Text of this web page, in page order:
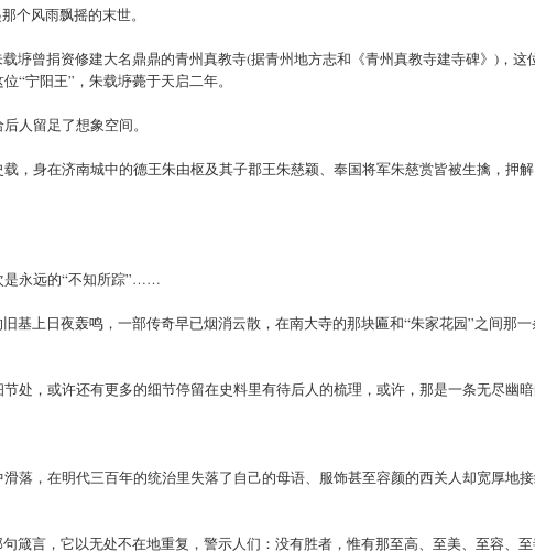
个风雨飘摇的末世。
垿曾捐资修建大名鼎鼎的青州真教寺(据青州地方志和《青州真教寺建寺碑》)，这
“宁阳王”，朱载垿薨于天启二年。
人留足了想象空间。
，身在济南城中的德王朱由枢及其子郡王朱慈颖、奉国将军朱慈赏皆被生擒，押
是永远的“不知所踪”……
基上日夜轰鸣，一部传奇早已烟消云散，在南大寺的那块匾和“朱家花园”之间那
处，或许还有更多的细节停留在史料里有待后人的梳理，或许，那是一条无尽幽暗
落，在明代三百年的统治里失落了自己的母语、服饰甚至容颜的西关人却宽厚地
言，它以无处不在地重复，警示人们：没有胜者，惟有那至高、至美、至容、